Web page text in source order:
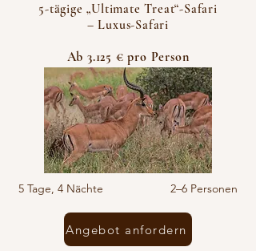
5-tägige „Ultimate Treat“-Safari
– Luxus-Safari
Ab 3.125 € pro Person
5 Tage, 4 Nächte 2–6 Personen
Angebot anfordern